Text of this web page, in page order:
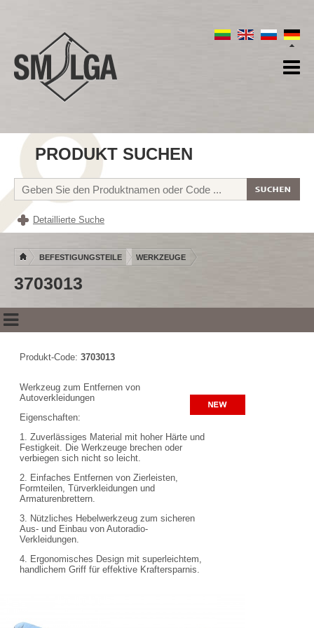
PRODUKT SUCHEN
Detaillierte Suche
BEFESTIGUNGSTEILE WERKZEUGE
3703013
Produkt-Code: 3703013
Werkzeug zum Entfernen von
Autoverkleidungen
Eigenschaften:
1. Zuverlässiges Material mit hoher Härte und
Festigkeit. Die Werkzeuge brechen oder
verbiegen sich nicht so leicht.
2. Einfaches Entfernen von Zierleisten,
Formteilen, Türverkleidungen und
Armaturenbrettern.
3. Nützliches Hebelwerkzeug zum sicheren
Aus- und Einbau von Autoradio-
Verkleidungen.
4. Ergonomisches Design mit superleichtem,
handlichem Griff für effektive Kraftersparnis.